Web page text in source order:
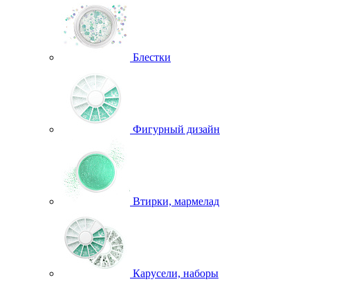
Блестки
Фигурный дизайн
Втирки, мармелад
Карусели, наборы